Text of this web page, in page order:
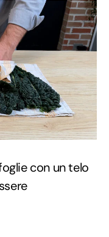
con un telo